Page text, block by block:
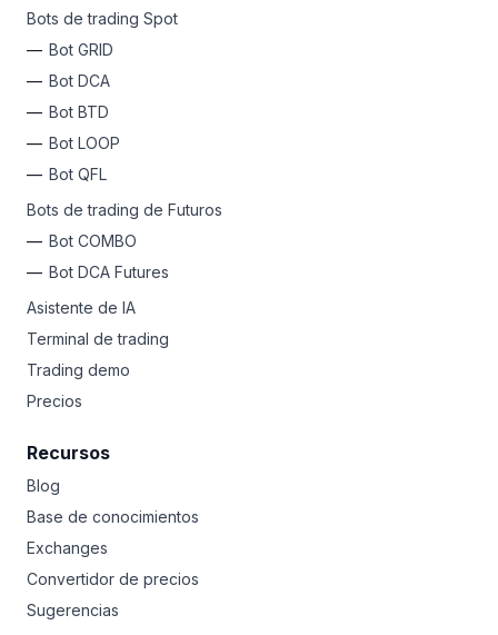
Bots de trading Spot
Bot GRID
Bot DCA
Bot BTD
Bot LOOP
Bot QFL
Bots de trading de Futuros
Bot COMBO
Bot DCA Futures
Asistente de IA
Terminal de trading
Trading demo
Precios
Recursos
Blog
Base de conocimientos
Exchanges
Convertidor de precios
Sugerencias